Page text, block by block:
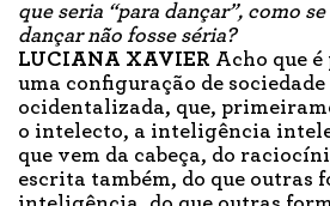
que seria “para dançar”, como
dançar não fosse séria?
LUCIANA XAVIER Acho que
uma configuração de
ocidentalizada, que,
o intelecto, a inteligência
que vem da cabeça, do
escrita também, do que outras